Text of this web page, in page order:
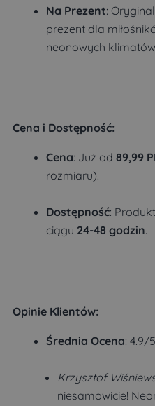
Na Prezent:
prezent dla
neonowych
Cena i Dostępność:
Cena: Już od 89,99
rozmiaru).
Dostępność:
ciągu 24-48 godzin.
Opinie Klientów:
Średnia Ocena: 4.9/
Krzysztof
niesamowicie!